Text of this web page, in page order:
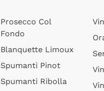
Prosecco Col
Fondo
Blanquette Limoux
Spumanti Pinot
Spumanti Ribolla